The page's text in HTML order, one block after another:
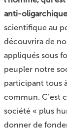
anti-
scientifique au
découvrira de
appliqués sous
peupler notre
participant tous
commun. C’est
société « plus
donner de